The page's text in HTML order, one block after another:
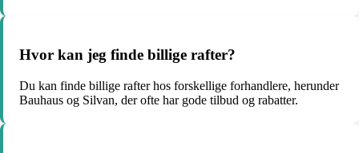
Hvor kan jeg finde billige rafter?
Du kan finde billige rafter hos forskellige forhandlere, herunder
Bauhaus og Silvan, der ofte har gode tilbud og rabatter.